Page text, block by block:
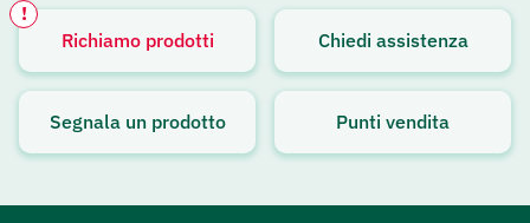
Richiamo prodotti
!
Avviso attivo
Chiedi assistenza
Segnala un prodotto Punti vendita